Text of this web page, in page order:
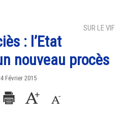
SUR LE VIF
: l’Etat
nouveau procès
Février 2015